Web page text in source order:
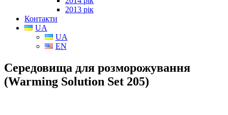
2013 рік
Контакти
UA
UA
EN
Середовища для розморожування
(Warming Solution Set 205)